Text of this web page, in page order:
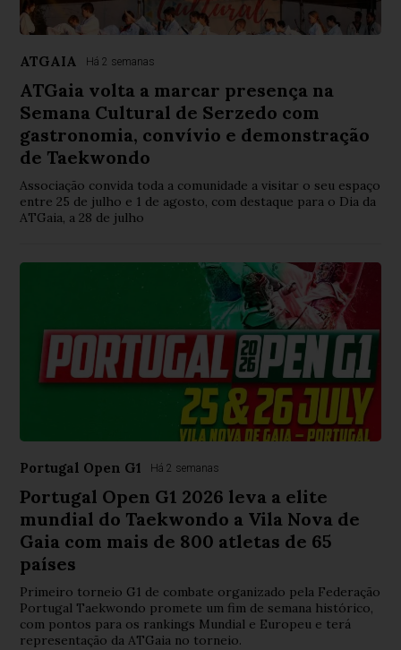
ATGAIA Há 2 semanas
ATGaia volta a marcar presença na
Semana Cultural de Serzedo com
gastronomia, convívio e demonstração
de Taekwondo
Associação convida toda a comunidade a visitar o seu espaço
entre 25 de julho e 1 de agosto, com destaque para o Dia da
ATGaia, a 28 de julho
Portugal Open G1 Há 2 semanas
Portugal Open G1 2026 leva a elite
mundial do Taekwondo a Vila Nova de
Gaia com mais de 800 atletas de 65
países
Primeiro torneio G1 de combate organizado pela Federação
Portugal Taekwondo promete um fim de semana histórico,
com pontos para os rankings Mundial e Europeu e terá
representação da ATGaia no torneio.